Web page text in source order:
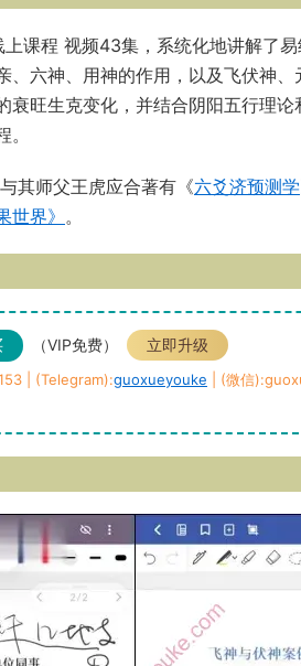
上课程 视频43集，系统化地讲解了
、六神、用神的作用，以及飞伏神
衰旺生克变化，并结合阴阳五行理
与其师父王虎应合著有《六爻济预测学
世界》 。
（VIP免费） 立即升级
| (Telegram):guoxueyouke | (微信